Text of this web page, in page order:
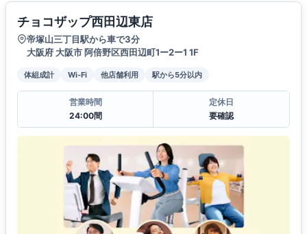
チョコザップ西田辺東店
帝塚山三丁目駅から車で3分
大阪府 大阪市 阿倍野区西田辺町1ー2ー1 1F
体組成計 Wi-Fi 他店舗利用 駅から5分以内
営業時間
24:00間
定休日
要確認